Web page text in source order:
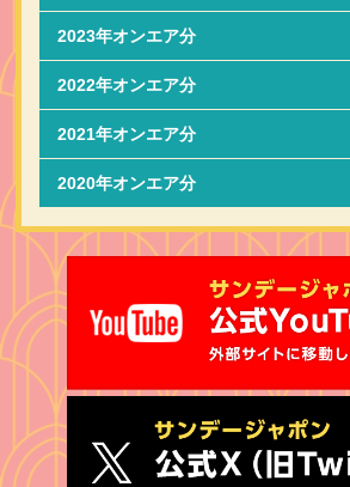
2023年オンエア分
2022年オンエア分
2021年オンエア分
2020年オンエア分